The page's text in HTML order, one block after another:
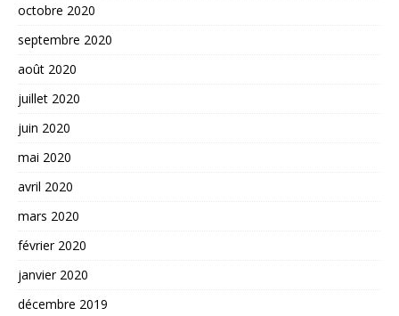
octobre 2020
septembre 2020
août 2020
juillet 2020
juin 2020
mai 2020
avril 2020
mars 2020
février 2020
janvier 2020
décembre 2019